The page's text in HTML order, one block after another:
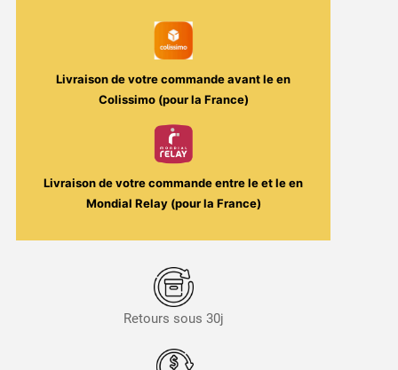
Livraison de votre commande avant leen
Colissimo (pour la France)
Livraison de votre commande entre leet leen
Mondial Relay (pour la France)
Retours sous 30j